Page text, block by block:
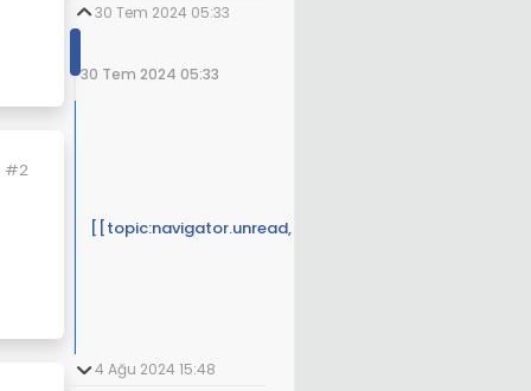
#2
30 Tem 2024 05:33
30 Tem 2024 05:33
[[topic:navigator.unread, 46]]
4 Ağu 2024 15:48